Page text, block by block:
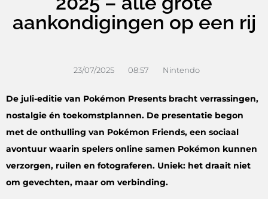
aankondigingen op een rij
23/07/2025 08:57 Nintendo
De juli-editie van Pokémon Presents bracht verrassingen,
nostalgie én toekomstplannen. De presentatie begon
met de onthulling van Pokémon Friends, een sociaal
avontuur waarin spelers online samen Pokémon kunnen
verzorgen, ruilen en fotograferen. Uniek: het draait niet
om gevechten, maar om verbinding.